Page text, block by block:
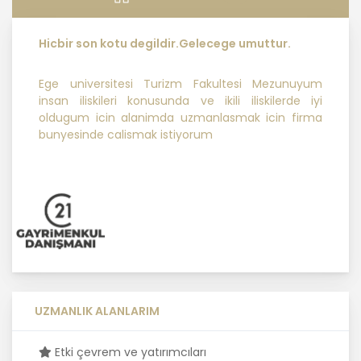
1. Hukuka ve Dürüstlük Kuralına Uygun
Bulunma
MASTERTURK FRANCHİSİNG
GAYRİMENKUL SATIŞ VE PAZARLAMA
dürüstlük kurallarına uygun hareket
etmekle yükümlüdür. Bu kapsamda,
orantılılık gereklilikleri dikkate
alınacakve kişisel verileri işleme
2. Kişisel Verilerin Doğru ve
Gerektiğinde Güncel Olmasını
Sağlama
Hicbir son kotu degildir.Gelecege umuttur.
Ege universitesi Turizm Fakultesi Mezunuyum
insan iliskileri konusunda ve ikili iliskilerde iyi
oldugum icin alanimda uzmanlasmak icin firma
bunyesinde calismak istiyorum
UZMANLIK ALANLARIM
Etki çevrem ve yatırımcıları